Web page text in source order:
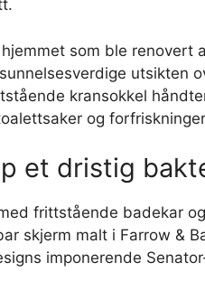
som ble renovert
utsikten
kransokkel
og
et dristig
skjerm malt i Farrow &
imponerende